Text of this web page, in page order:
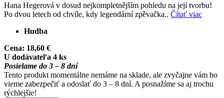
Hana Hegerová v dosud nejkompletnějším pohledu na její tvorbu!
Po dvou letech od chvíle, kdy legendární zpěvačka.. Čítať viac
Hudba
Cena: 18,60 €
U dodávateľa 4 ks
Posielame do 3 – 8 dní
Tento produkt momentálne nemáme na sklade, ale zvyčajne vám ho
vieme zabezpečiť a odoslať do 3 – 8 dní. A posnažíme sa aj trochu
rýchlejšie!